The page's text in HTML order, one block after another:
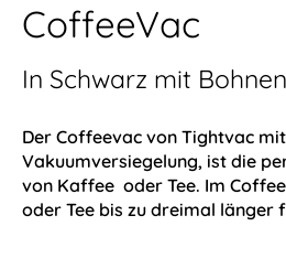
CoffeeVac
In Schwarz mit
Der Coffeevac von Tightvac
Vakuumversiegelung, ist die
von Kaffee oder Tee. Im
oder Tee bis zu dreimal länger